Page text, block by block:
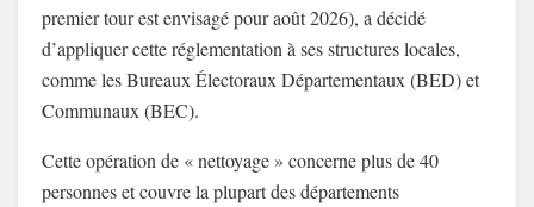
premier tour est envisagé pour août 2026), a décidé
d’appliquer cette réglementation à ses structures locales,
comme les Bureaux Électoraux Départementaux (BED) et
Communaux (BEC).
Cette opération de « nettoyage » concerne plus de 40
personnes et couvre la plupart des départements